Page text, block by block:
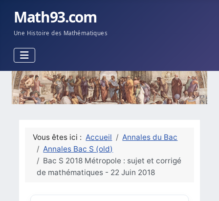
Math93.com
Une Histoire des Mathématiques
Vous êtes ici : Accueil
Annales du Bac
Annales Bac S (old)
Bac S 2018 Métropole : sujet et corrigé
de mathématiques - 22 Juin 2018